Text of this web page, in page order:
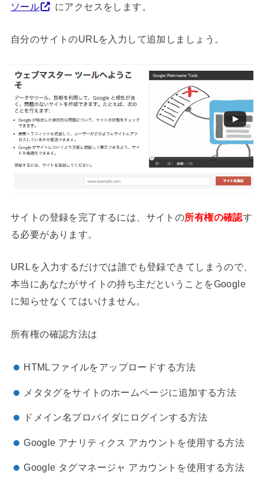
ソール
にアクセスをします。
自分のサイトのURLを入力して追加しましょう。
サイトの登録を完了するには、サイトの所有権の確認す
る必要があります。
URLを入力するだけでは誰でも登録できてしまうので、
本当にあなたがサイトの持ち主だということをGoogle
に知らせなくてはいけません。
所有権の確認方法は
HTMLファイルをアップロードする方法
メタタグをサイトのホームページに追加する方法
ドメイン名プロバイダにログインする方法
Google アナリティクス アカウントを使用する方法
Google タグマネージャ アカウントを使用する方法